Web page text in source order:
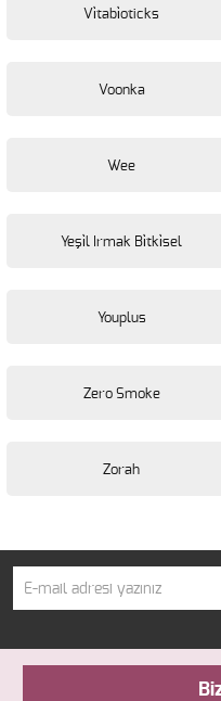
Vi̇tabi̇oticks
Voonka
Wee
Yeşi̇l Irmak Bi̇tki̇sel
Youplus
Zero Smoke
Zorah